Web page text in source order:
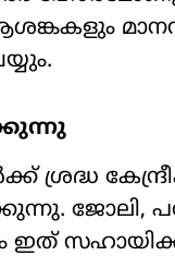
ശ്രദ്ധ
ജോലി,
ഇത്